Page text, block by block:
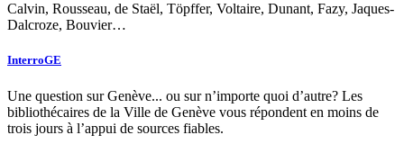
Calvin, Rousseau, de Staël, Töpffer, Voltaire, Dunant, Fazy, Jaques-
Dalcroze, Bouvier…
InterroGE
Une question sur Genève... ou sur n’importe quoi d’autre? Les
bibliothécaires de la Ville de Genève vous répondent en moins de
trois jours à l’appui de sources fiables.